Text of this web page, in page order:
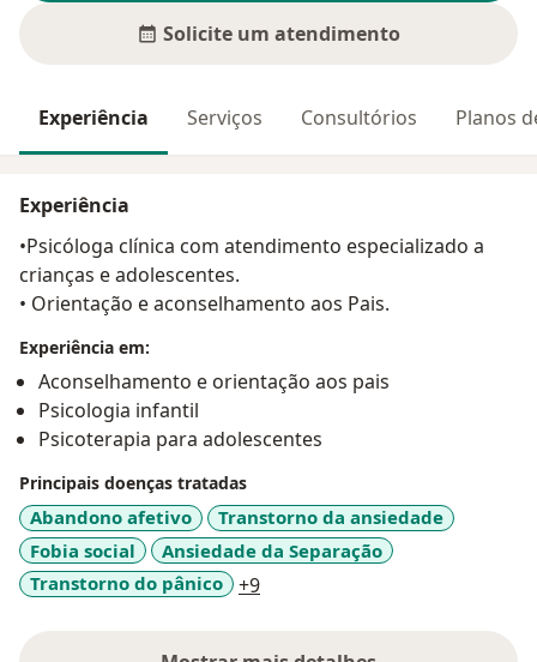
Solicite um atendimento
Experiência Serviços Consultórios Planos
Experiência
•Psicóloga clínica com atendimento especializado a
crianças e adolescentes.
• Orientação e aconselhamento aos Pais.
Experiência em:
Aconselhamento e orientação aos pais
Psicologia infantil
Psicoterapia para adolescentes
Principais doenças tratadas
Abandono afetivo
Transtorno da ansiedade
Fobia social
Ansiedade da Separação
Transtorno do pânico
+9a11y_sr_more_diseases